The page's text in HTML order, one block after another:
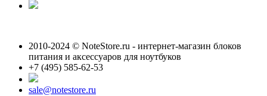
2010-2024 © NoteStore.ru - интернет-магазин блоков
питания и аксессуаров для ноутбуков
+7 (495) 585-62-53
sale@notestore.ru